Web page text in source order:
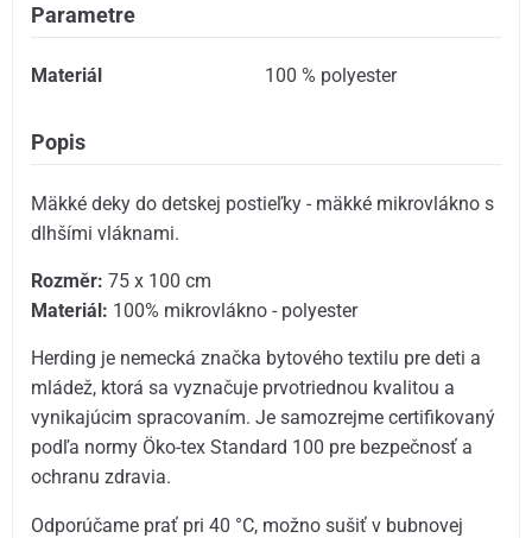
Parametre
Materiál 100 % polyester
Popis
Mäkké deky do detskej postieľky - mäkké mikrovlákno s
dlhšími vláknami.
Rozměr: 75 x 100 cm
Materiál: 100% mikrovlákno - polyester
Herding je nemecká značka bytového textilu pre deti a
mládež, ktorá sa vyznačuje prvotriednou kvalitou a
vynikajúcim spracovaním. Je samozrejme certifikovaný
podľa normy Öko-tex Standard 100 pre bezpečnosť a
ochranu zdravia.
Odporúčame prať pri 40 °C, možno sušiť v bubnovej